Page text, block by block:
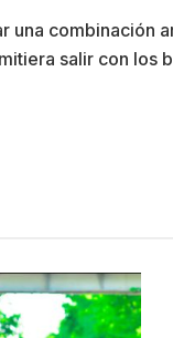
una combinación
salir con los